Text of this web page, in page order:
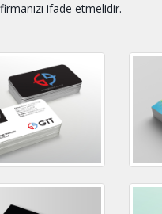
ifade etmelidir.